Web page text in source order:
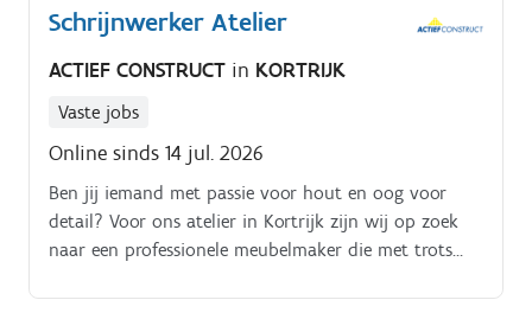
Schrijnwerker Atelier
ACTIEF CONSTRUCT in KORTRIJK
Vaste jobs
Online sinds 14 jul. 2026
Ben jij iemand met passie voor hout en oog voor
detail? Voor ons atelier in Kortrijk zijn wij op zoek
naar een professionele meubelmaker die met trots
leven brengt Dit zijn jouw taken:. Het vervaardigen